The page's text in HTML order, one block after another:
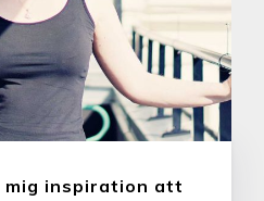
inspiration att